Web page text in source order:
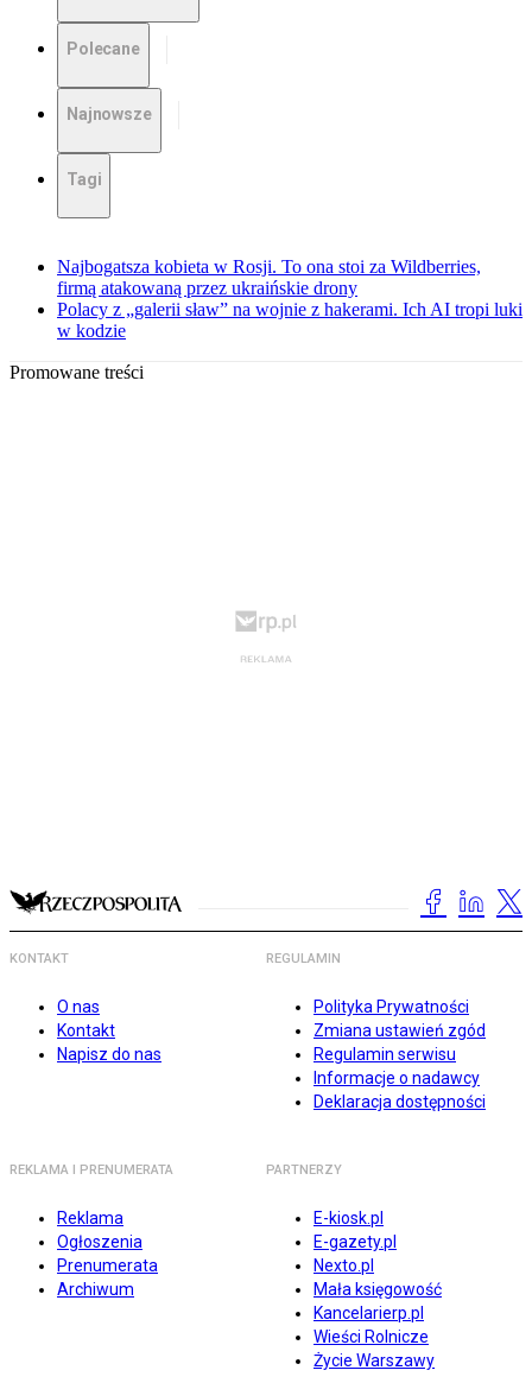
Polecane
Najnowsze
Tagi
Najbogatsza kobieta w Rosji. To ona stoi za Wildberries,
firmą atakowaną przez ukraińskie drony
Polacy z „galerii sław” na wojnie z hakerami. Ich AI tropi luki
w kodzie
Promowane treści
KONTAKT
O nas
Kontakt
Napisz do nas
REGULAMIN
Polityka Prywatności
Zmiana ustawień zgód
Regulamin serwisu
Informacje o nadawcy
Deklaracja dostępności
REKLAMA I PRENUMERATA
Reklama
Ogłoszenia
Prenumerata
Archiwum
PARTNERZY
E-kiosk.pl
E-gazety.pl
Nexto.pl
Mała księgowość
Kancelarierp.pl
Wieści Rolnicze
Życie Warszawy